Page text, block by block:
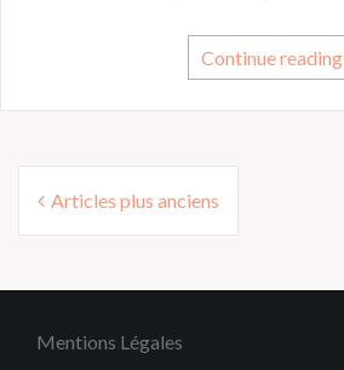
Continue reading
Navigation
desArticles plus anciens
Mentions Légales